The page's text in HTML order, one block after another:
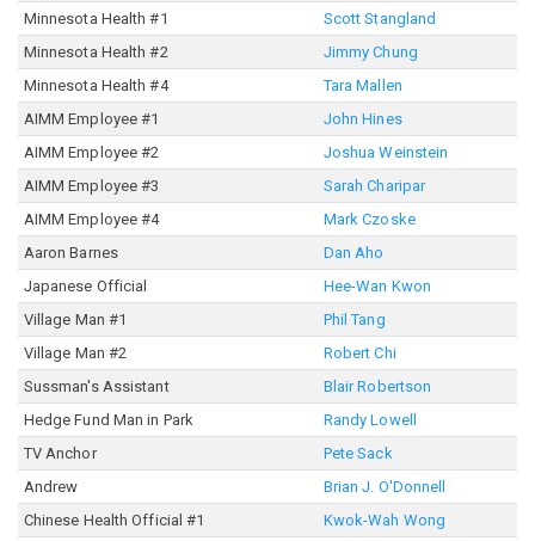
Minnesota Health #1
Scott Stangland
Minnesota Health #2
Jimmy Chung
Minnesota Health #4
Tara Mallen
AIMM Employee #1
John Hines
AIMM Employee #2
Joshua Weinstein
AIMM Employee #3
Sarah Charipar
AIMM Employee #4
Mark Czoske
Aaron Barnes
Dan Aho
Japanese Official
Hee-Wan Kwon
Village Man #1
Phil Tang
Village Man #2
Robert Chi
Sussman's Assistant
Blair Robertson
Hedge Fund Man in Park
Randy Lowell
TV Anchor
Pete Sack
Andrew
Brian J. O'Donnell
Chinese Health Official #1
Kwok-Wah Wong